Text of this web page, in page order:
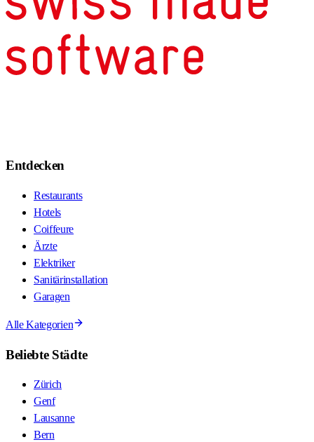
Entdecken
Restaurants
Hotels
Coiffeure
Ärzte
Elektriker
Sanitärinstallation
Garagen
Alle Kategorien
Beliebte Städte
Zürich
Genf
Lausanne
Bern